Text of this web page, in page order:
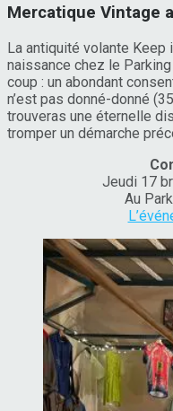
Mercatique Vintage
La antiquité volante Keep
naissance chez le
coup : un abondant
n’est pas donné-donné
trouveras une éternelle
tromper un démarche
Jeudi 17
Au